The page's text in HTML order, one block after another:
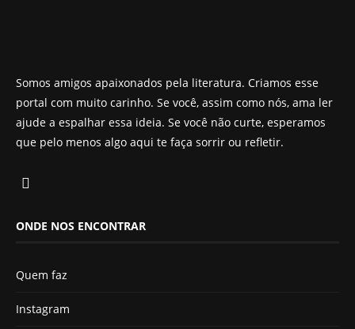
Somos amigos apaixonados pela literatura. Criamos esse
portal com muito carinho. Se você, assim como nós, ama ler
ajude a espalhar essa ideia. Se você não curte, esperamos
que pelo menos algo aqui te faça sorrir ou refletir.
ONDE NOS ENCONTRAR
Quem faz
Instagram